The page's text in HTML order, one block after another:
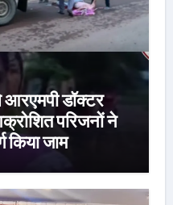
डॉक्टर
परिजनों ने
किया जाम